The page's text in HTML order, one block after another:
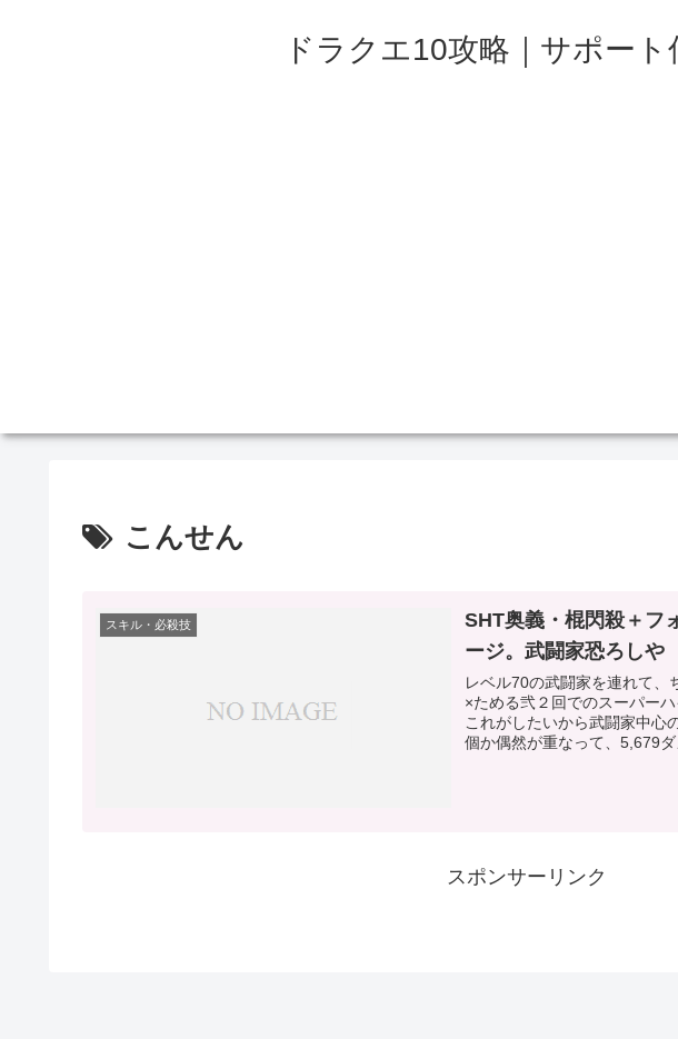
ドラクエ10攻略｜サポー
こんせん
スキル・必殺技
SHT奥義・棍閃殺＋フ
ージ。武闘家恐ろしや
レベル70の武闘家を連れて、
×ためる弐２回でのスーパー
これがしたいから武闘家中心
個か偶然が重なって、5,679
スポンサーリンク